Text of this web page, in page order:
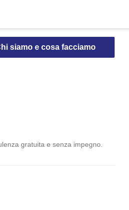
siamo e cosa facciamo
gratuita e senza impegno.